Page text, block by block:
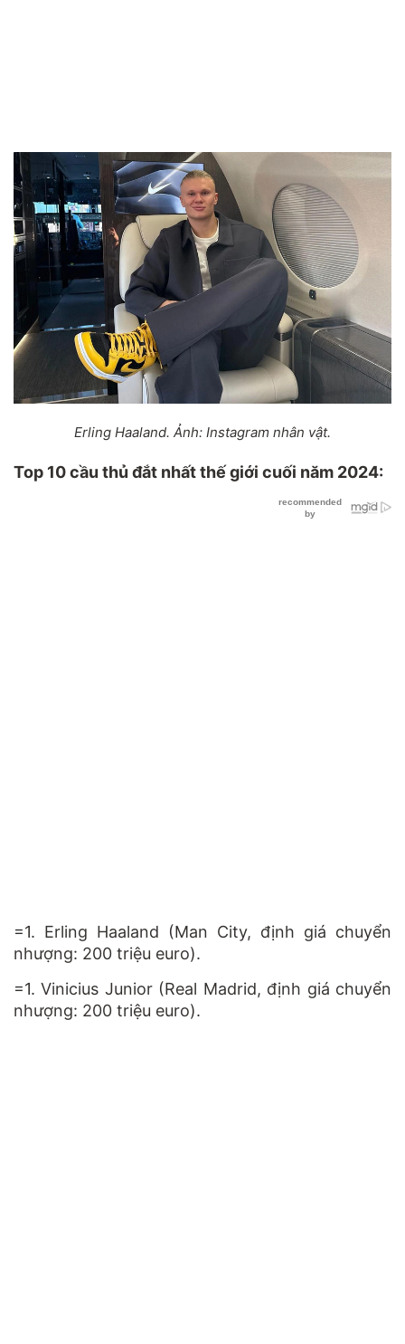
Erling Haaland. Ảnh: Instagram nhân vật.
Top 10 cầu thủ đắt nhất thế giới cuối năm 2024:
=1. Erling Haaland (Man City, định giá chuyển
nhượng: 200 triệu euro).
=1. Vinicius Junior (Real Madrid, định giá chuyển
nhượng: 200 triệu euro).